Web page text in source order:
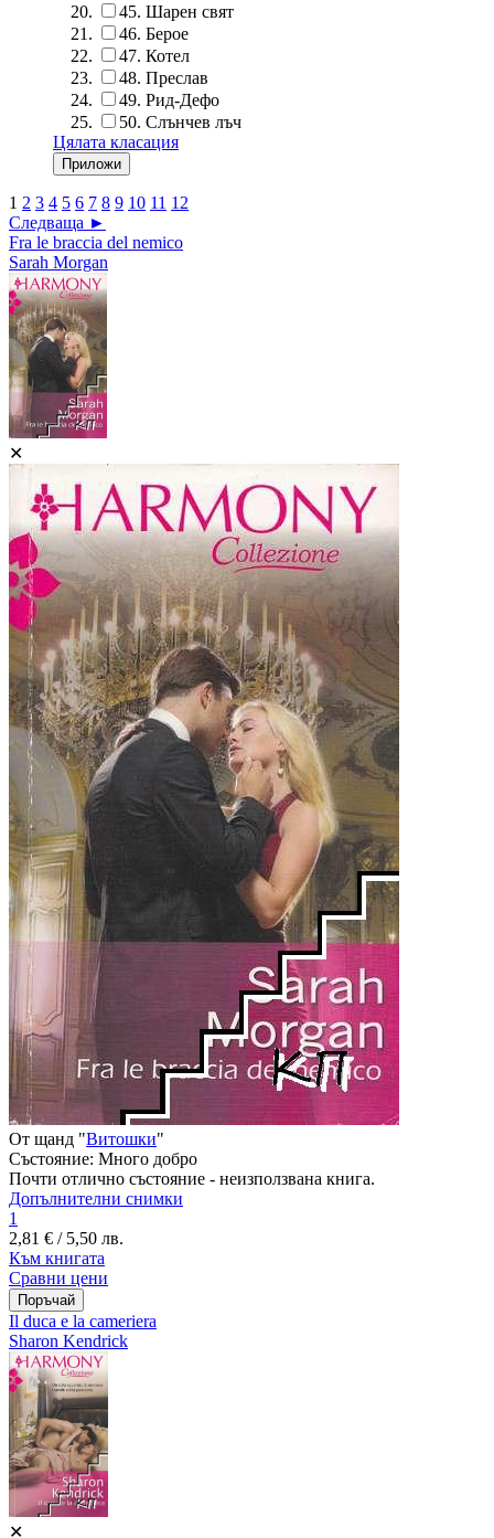
45. Шарен свят
46. Берое
47. Котел
48. Преслав
49. Рид-Дефо
50. Слънчев лъч
Цялата класация
1 2 3 4 5 6 7 8 9 10 11 12
Следваща ►
Fra le braccia del nemico
Sarah Morgan
✕
От щанд "Витошки"
Състояние: Много добро
Почти отлично състояние - неизползвана книга.
Допълнителни снимки
1
2,81 € / 5,50 лв.
Към книгата
Сравни цени
Il duca e la cameriera
Sharon Kendrick
✕